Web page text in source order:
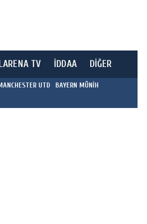
TV İDDAA DİĞER
UTD
BAYERN MÜNİH